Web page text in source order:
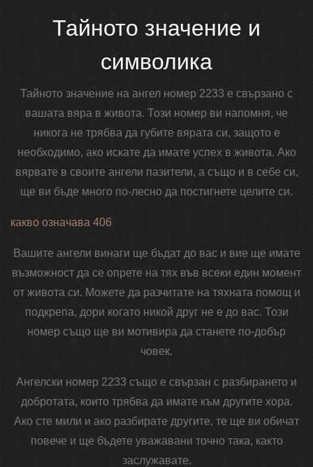
Тайното значение и
символика
Тайното значение на ангел номер 2233 е свързано с
вашата вяра в живота. Този номер ви напомня, че
никога не трябва да губите вярата си, защото е
необходимо, ако искате да имате успех в живота. Ако
вярвате в своите ангели пазители, а също и в себе си,
ще ви бъде много по-лесно да постигнете целите си.
какво означава 406
Вашите ангели винаги ще бъдат до вас и вие ще имате
възможност да се опрете на тях във всеки един момент
от живота си. Можете да разчитате на тяхната помощ и
подкрепа, дори когато никой друг не е до вас. Този
номер също ще ви мотивира да станете по-добър
човек.
Ангелски номер 2233 също е свързан с разбирането и
добротата, които трябва да имате към другите хора.
Ако сте мили и ако разбирате другите, те ще ви обичат
повече и ще бъдете уважавани точно така, както
заслужавате.